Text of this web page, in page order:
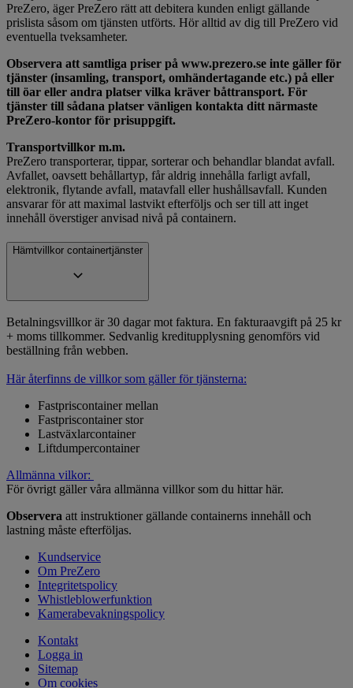
PreZero, äger PreZero rätt att debitera kunden enligt gällande
prislista såsom om tjänsten utförts. Hör alltid av dig till PreZero vid
eventuella tveksamheter.
Observera att samtliga priser på www.prezero.se inte gäller för
tjänster (insamling, transport, omhändertagande etc.) på eller
till öar eller andra platser vilka kräver båttransport. För
tjänster till sådana platser vänligen kontakta ditt närmaste
PreZero-kontor för prisuppgift.
Transportvillkor m.m.
PreZero transporterar, tippar, sorterar och behandlar blandat avfall.
Avfallet, oavsett behållartyp, får aldrig innehålla farligt avfall,
elektronik, flytande avfall, matavfall eller hushållsavfall. Kunden
ansvarar för att maximal lastvikt efterföljs och ser till att inget
innehåll överstiger anvisad nivå på containern.
Hämtvillkor containertjänster
Betalningsvillkor är 30 dagar mot faktura. En fakturaavgift på 25 kr
+ moms tillkommer. Sedvanlig kreditupplysning genomförs vid
beställning från webben.
Här återfinns de villkor som gäller för tjänsterna:
Fastpriscontainer mellan
Fastpriscontainer stor
Lastväxlarcontainer
Liftdumpercontainer
Allmänna vilkor:
För övrigt gäller våra allmänna villkor som du hittar här.
Observera att instruktioner gällande containerns innehåll och
lastning måste efterföljas.
Kundservice
Om PreZero
Integritetspolicy
Whistleblowerfunktion
Kamerabevakningspolicy
Kontakt
Logga in
Sitemap
Om cookies